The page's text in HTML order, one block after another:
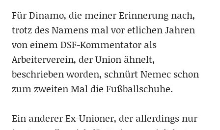
Für Dinamo, die meiner Erinnerung nach,
trotz des Namens mal vor etlichen Jahren
von einem DSF-Kommentator als
Arbeiterverein, der Union ähnelt,
beschrieben worden, schnürt Nemec schon
zum zweiten Mal die Fußballschuhe.
Ein anderer Ex-Unioner, der allerdings nur